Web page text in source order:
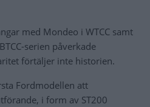
med Mondeo i WTCC samt
serien påverkade
förtäljer inte historien.
Fordmodellen att
i form av ST200